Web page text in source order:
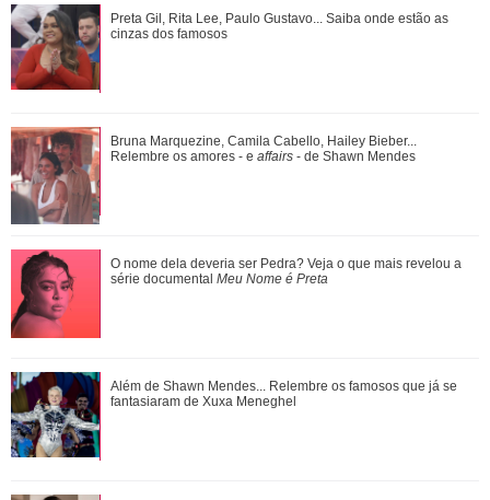
Luma Cesar, filha de Elaine Mickely e César Filho, anuncia
nascimento do primeiro filho: Ind...
Luiza Brunet, Ana Hickmann, Rihanna... Veja as famosas
que já denunciaram violência domést...
Meghan Markle revela detalhes sobre primeiro dia de aula
da Princesa Lilibet
Preta Gil, Rita Lee, Paulo Gustavo... Saiba onde estão as
cinzas dos famosos
Bruna Marquezine, Camila Cabello, Hailey Bieber...
Relembre os amores - e affairs - de Shawn Mendes
O nome dela deveria ser Pedra? Veja o que mais revelou a
série documental Meu Nome é Preta
Além de Shawn Mendes... Relembre os famosos que já se
fantasiaram de Xuxa Meneghel